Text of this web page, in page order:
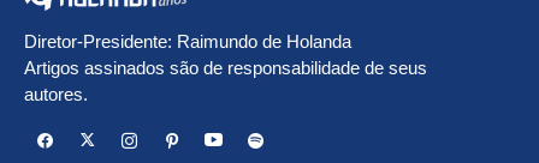
Diretor-Presidente: Raimundo de Holanda
Artigos assinados são de responsabilidade de seus
autores.